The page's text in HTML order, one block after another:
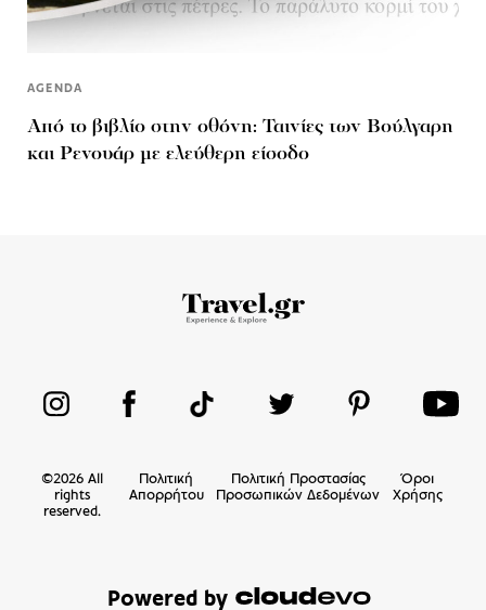
AGENDA
Από το βιβλίο στην οθόνη: Ταινίες των Βούλγαρη
και Ρενουάρ με ελεύθερη είσοδο
©2026 All
rights
reserved.
Πολιτική
Απορρήτου
Πολιτική Προστασίας
Προσωπικών Δεδομένων
Όροι
Χρήσης
Powered by